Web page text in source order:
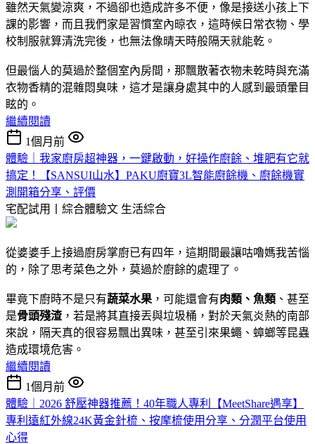
雖然天氣變涼爽，不過卻也造成許多不便，像是接送小孩上下
課的影響，而且我們家是習慣室內晾衣，這時候日常衣物、學
校制服就算清洗完後，也無法像晴天時般隔天就能乾。
但最惱人的莫過於整個室內房間，那飄散著衣物未乾時與充滿
衣物香精的混雜悶臭味，這才是讓身處其中的人感到最頭暈目
眩的。
繼續閱讀
1個月前
體驗｜我家廚房超神器，一鍵啟動，好操作廚餘、堆肥有它就
搞定！【SANSUI山水】PAKU廚寶3L智能廚餘機、廚餘機實
測開箱分享、評價
宅配試用丨綜合體驗文 生活綜合
從婆婆手上接過廚房掌廚已有四年，這期間最讓咕嚕媽我苦惱
的，除了思考菜色之外，莫過於廚餘的處理了。
畢竟下廚時不是只有蔬菜水果 ，可能還會有肉類、魚類 、甚至
是骨頭殘渣 ，若是將其直接丟與垃圾桶，對於天氣炎熱的南部
來說，隔天真的很容易飄出異味，甚至引來果蠅、蟑螂等昆蟲
造成環境危害。
繼續閱讀
1個月前
體驗｜2026 舒壓神器推薦！40年職人專利【MeetShare遇享】
專利遠紅外線24K黃金針梳、按摩梳使用分享、分潤平台使用
心得